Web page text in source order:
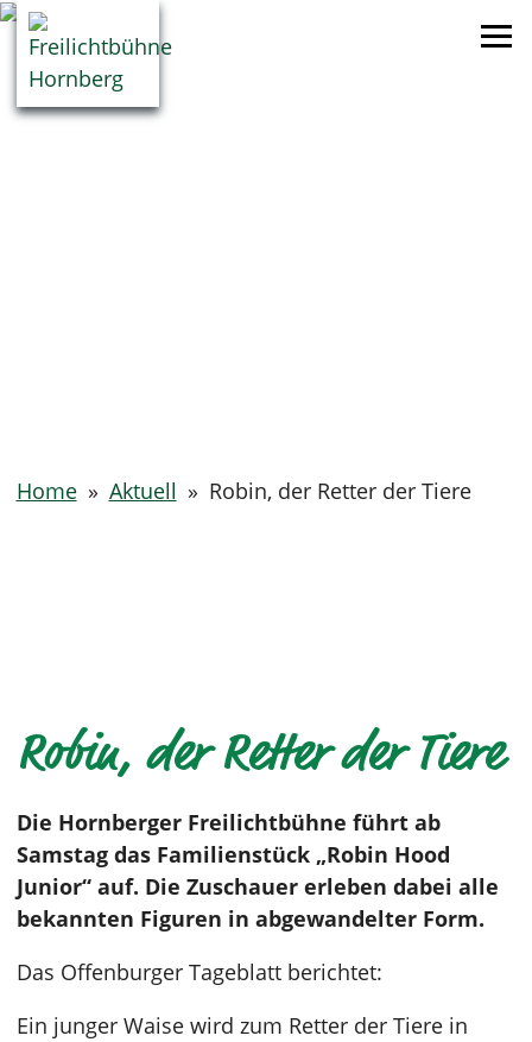
Home » Aktuell » Robin, der Retter der Tiere
Robin, der Retter der Tiere
Die Hornberger Freilichtbühne führt ab
Samstag das Familienstück „Robin Hood
Junior“ auf. Die Zuschauer erleben dabei alle
bekannten Figuren in abgewandelter Form.
Das Offenburger Tageblatt berichtet:
Ein junger Waise wird zum Retter der Tiere in